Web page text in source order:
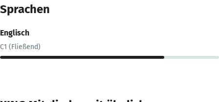
Sprachen
Englisch
C1 (Fließend)